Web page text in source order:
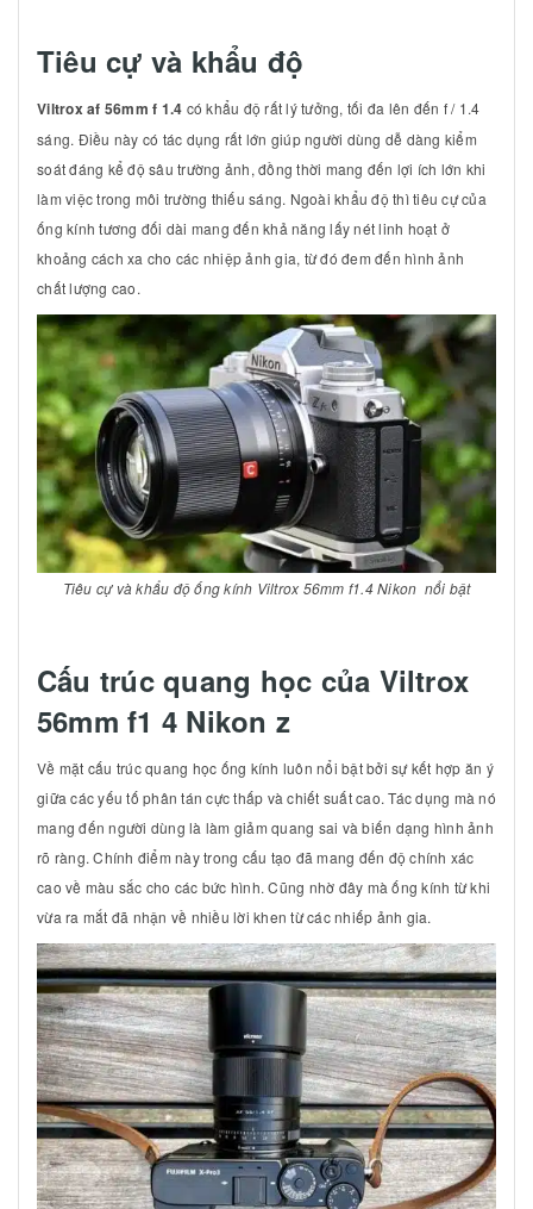
Tiêu cự và khẩu độ
Viltrox af 56mm f 1.4 có khẩu độ rất lý tưởng, tối đa lên đến f / 1.4
sáng. Điều này có tác dụng rất lớn giúp người dùng dễ dàng kiểm
soát đáng kể độ sâu trường ảnh, đồng thời mang đến lợi ích lớn khi
làm việc trong môi trường thiếu sáng. Ngoài khẩu độ thì tiêu cự của
ống kính tương đối dài mang đến khả năng lấy nét linh hoạt ở
khoảng cách xa cho các nhiệp ảnh gia, từ đó đem đến hình ảnh
chất lượng cao.
Tiêu cự và khẩu độ ống kính Viltrox 56mm f1.4 Nikon nổi bật
Cấu trúc quang học của Viltrox
56mm f1 4 Nikon z
Về mặt cấu trúc quang học ống kính luôn nổi bật bởi sự kết hợp ăn ý
giữa các yếu tố phân tán cực thấp và chiết suất cao. Tác dụng mà nó
mang đến người dùng là làm giảm quang sai và biến dạng hình ảnh
rõ ràng. Chính điểm này trong cấu tạo đã mang đến độ chính xác
cao về màu sắc cho các bức hình. Cũng nhờ đây mà ống kính từ khi
vừa ra mắt đã nhận về nhiều lời khen từ các nhiếp ảnh gia.